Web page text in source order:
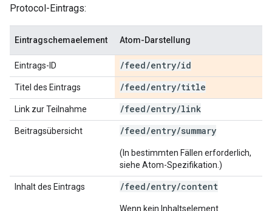
Protocol-Eintrags:
Eintragschemaelement Atom-Darstellung
Eintrags-ID /feed/entry/id
Titel des Eintrags /feed/entry/title
Link zur Teilnahme /feed/entry/link
Beitragsübersicht /feed/entry/summary
(In bestimmten Fällen erforderlich,
siehe Atom-Spezifikation.)
Inhalt des Eintrags /feed/entry/content
Wenn kein Inhaltselement